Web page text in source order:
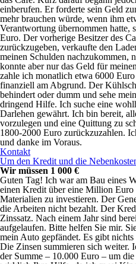
einberufen. Er forderte sein Geld
mehr brauchen würde, wenn ihm
Verantwortung übernommen
Euro. Der vorherige Besitzer des
zurückzugeben, verkaufte den
meinen Schulden nachzukommen,
konnte aber nur das Geld für
zahle ich monatlich etwa 6000
finanziell am Abgrund. Der
behindert oder dumm und sehe
dringend Hilfe. Ich suche eine
Darlehen gewährt. Ich bin bereit,
vorzulegen und eine Quittung zu
1800-2000 Euro zurückzuzahlen.
und danke im Voraus.
Kontakt
Um den Kredit und die
Wir müssen 1 000 €
Guten Tag! Ich war am Bau eines
einen Kredit über eine Million
Materialien zu investieren. Der
die Arbeiten nicht bezahlt. Der
Zinssatz. Nach einem Jahr sind
aufgelaufen. Bitte helfen Sie mir.
mein Auto gepfändet. Es gibt
Die Zinsen summieren sich weiter.
der Summe – 10.000 Euro – um